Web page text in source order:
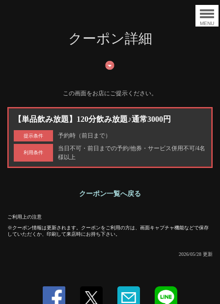
MENU
クーポン詳細
この画面をお店にご提示ください。
【単品飲み放題】120分飲み放題♪通常3000円
提示条件 予約時（前日まで）
利用条件
当日不可・前日までの予約/他券・サービス併用不可/4名
様以上
クーポン一覧へ戻る
ご利用上の注意
クーポン情報は更新されます。クーポンをご利用の方は、画面キャプチャ機能などで保存
していただくか、印刷して来店時にお持ち下さい。
2026/05/28 更新
この店舗情報をシェアする
【単品飲み放題】120分飲み放題♪通常3000円 | 麦酒 & 葡萄
https://pilsen.owst.jp/coupons/209807702